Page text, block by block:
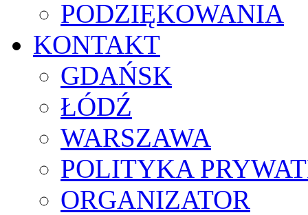
PODZIĘKOWANIA
KONTAKT
GDAŃSK
ŁÓDŹ
WARSZAWA
POLITYKA
ORGANIZATOR